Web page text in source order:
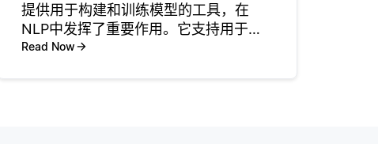
提供用于构建和训练模型的工具，在
NLP中发挥了重要作用。它支持用于文
本分类、机器翻译和文本摘要等任务的
Read Now